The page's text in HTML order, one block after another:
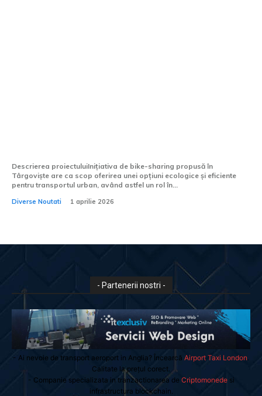
Descrierea proiectuluiInițiativa de bike-sharing propusă în
Târgoviște are ca scop oferirea unei opțiuni ecologice și eficiente
pentru transportul urban, având astfel un rol în...
Diverse Noutati 1 aprilie 2026
- Partenerii nostri -
- Ai nevoie de transport aeroport in Anglia? Încearcă Airport Taxi London
Calitate la prețul corect.
- Companie specializata in tranzactionarea de Criptomonedesi
infrastructura blockchain.